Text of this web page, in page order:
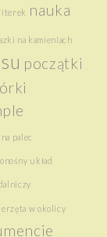
nauka
na kamieniach
początki
palec
układ
w okolicy